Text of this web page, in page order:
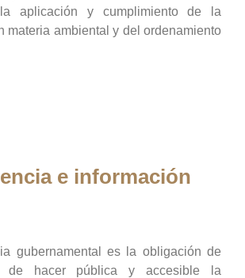
aplicación y cumplimiento de la
materia ambiental y del ordenamiento
e información
gubernamental es la obligación de
de hacer pública y accesible la